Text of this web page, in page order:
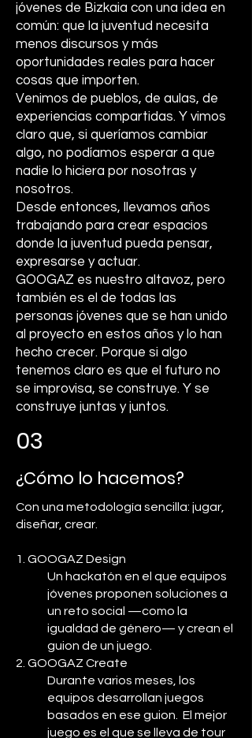
jóvenes de Bizkaia con una idea en
común: que la juventud necesita
menos discursos y más
oportunidades reales para hacer
cosas que importen.
Venimos de pueblos, de aulas, de
experiencias compartidas. Y vimos
claro que, si queríamos cambiar
algo, no podíamos esperar a que
nadie lo hiciera por nosotras y
nosotros.
Desde entonces, llevamos años
trabajando para crear espacios
donde la juventud pueda pensar,
expresarse y actuar.
GOOGAZ es nuestro altavoz, pero
también es el de todas las
personas jóvenes que se han unido
al proyecto en estos años y lo han
hecho crecer. Porque si algo
tenemos claro es que el futuro no
se improvisa, se construye. Y se
construye juntas y juntos.
03
¿Cómo lo hacemos?
Con una metodología sencilla: jugar,
diseñar, crear.
1. GOOGAZ Design
Un hackatón en el que equipos
jóvenes proponen soluciones a
un reto social —como la
igualdad de género— y crean el
guion de un juego.
2. GOOGAZ Create
Durante varios meses, los
equipos desarrollan juegos
basados en ese guion. El mejor
juego es el que se lleva de tour